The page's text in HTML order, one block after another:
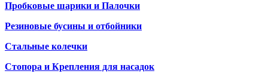
Пробковые шарики и Палочки
Резиновые бусины и отбойники
Стальные колечки
Стопора и Крепления для насадок